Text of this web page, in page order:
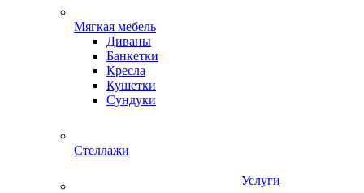
Мягкая мебель
Диваны
Банкетки
Кресла
Кушетки
Сундуки
Стеллажи
Услуги